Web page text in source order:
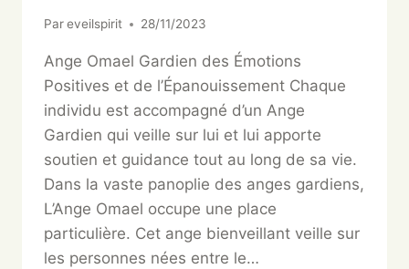
Pareveilspirit 28/11/2023
Ange Omael Gardien des Émotions
Positives et de l’Épanouissement Chaque
individu est accompagné d’un Ange
Gardien qui veille sur lui et lui apporte
soutien et guidance tout au long de sa vie.
Dans la vaste panoplie des anges gardiens,
L’Ange Omael occupe une place
particulière. Cet ange bienveillant veille sur
les personnes nées entre le…